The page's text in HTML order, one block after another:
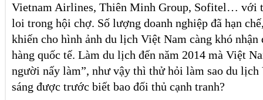
Vietnam Airlines, Thiên Minh Group, Sofitel… với
loi trong hội chợ. Số lượng doanh nghiệp đã hạn
khiến cho hình ảnh du lịch Việt Nam càng khó nhận
hàng quốc tế. Làm du lịch đến năm 2014 mà Việt
người nấy làm”, như vậy thì thử hỏi làm sao du lịch
sáng được trước biết bao đối thủ cạnh tranh?